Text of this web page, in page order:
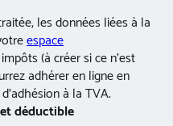
les données liées à la
espace
(à créer si ce n’est
adhérer en ligne en
à la TVA.
déductible